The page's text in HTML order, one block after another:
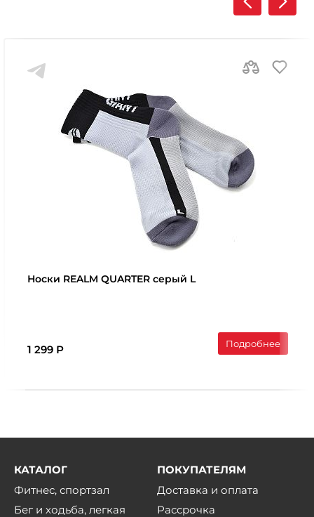
Носки REALM QUARTER серый L
1 299 Р Подробнее
КАТАЛОГ
Фитнес, спортзал
Бег и ходьба, легкая
ПОКУПАТЕЛЯМ
Доставка и оплата
Рассрочка